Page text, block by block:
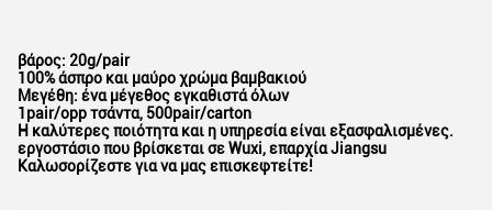
βάρος: 20g/pair
100% άσπρο και μαύρο χρώμα βαμβακιού
Μεγέθη: ένα μέγεθος εγκαθιστά όλων
1pair/opp τσάντα, 500pair/carton
Η καλύτερες ποιότητα και η υπηρεσία είναι εξασφαλισμένες.
εργοστάσιο που βρίσκεται σε Wuxi, επαρχία Jiangsu
Καλωσορίζεστε για να μας επισκεφτείτε!